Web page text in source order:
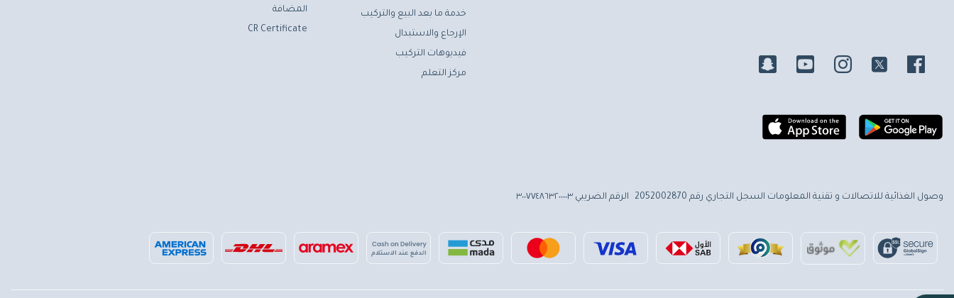
خدمة ما بعد البيع والتركيب
الإرجاع والاستبدال
فيديوهات التركيب
مركز التعلم
المضافة
CR Certificate
وصول الغذائية للاتصالات و تقنية المعلومات السجل التجاري رقم 2052002870 الرقم الضريبي ٣٠٠٧٧٤٨٦٣٢٠٠٠٠٣